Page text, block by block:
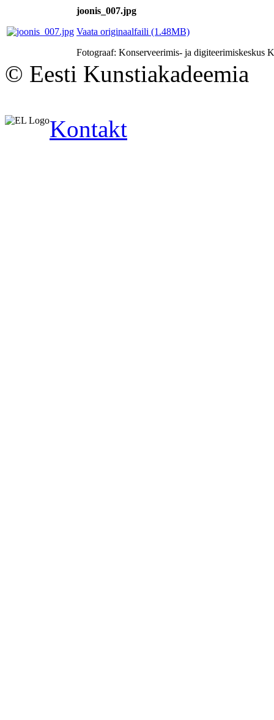
joonis_007.jpg
Vaata originaalfaili (1.48MB)
Fotograaf: Konserveerimis- ja digiteerimiskeskus
© Eesti Kunstiakadeemia
Kontakt